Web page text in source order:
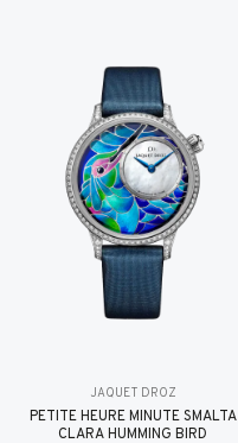
JAQUET DROZ
PETITE HEURE MINUTE SMALTA
CLARA HUMMING BIRD